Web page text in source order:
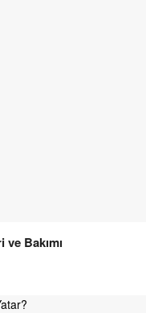
Bakımı